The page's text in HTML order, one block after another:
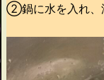
②鍋に水を入れ、